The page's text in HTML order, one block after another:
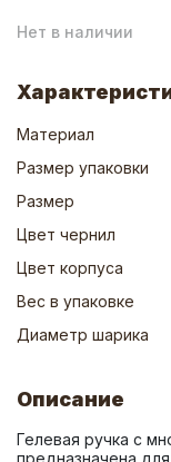
Нет в наличии
Материал
Размер упаковки
Размер
Цвет чернил
Цвет корпуса
Вес в упаковке
Диаметр шарика
Описание
Гелевая ручка с
предназначена